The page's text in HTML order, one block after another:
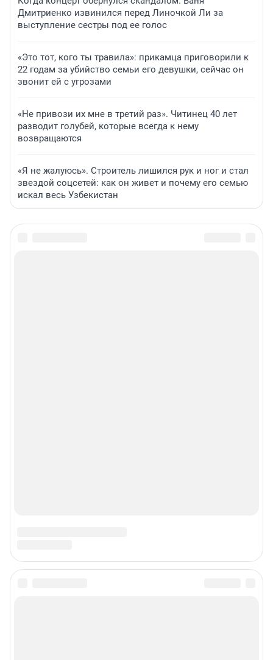
Дмитриенко извинился перед Линочкой Ли за
выступление сестры под ее голос
«Это тот, кого ты травила»: прикамца приговорили к
22 годам за убийство семьи его девушки, сейчас он
звонит ей с угрозами
«Не привози их мне в третий раз». Читинец 40 лет
разводит голубей, которые всегда к нему
возвращаются
«Я не жалуюсь». Строитель лишился рук и ног и стал
звездой соцсетей: как он живет и почему его семью
искал весь Узбекистан